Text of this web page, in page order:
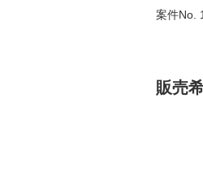
案件No.
販売